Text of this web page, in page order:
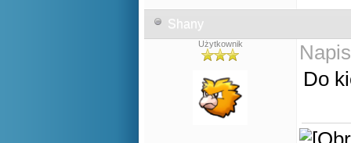
Shany
Użytkownik
Do